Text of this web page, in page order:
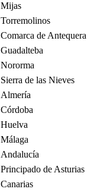
Mijas
Torremolinos
Comarca de Antequera
Guadalteba
Nororma
Sierra de las Nieves
Almería
Córdoba
Huelva
Málaga
Andalucía
Principado de Asturias
Canarias